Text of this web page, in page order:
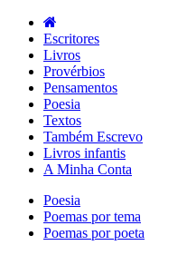
Escritores
Livros
Provérbios
Pensamentos
Poesia
Textos
Também Escrevo
Livros infantis
A Minha Conta
Poesia
Poemas por tema
Poemas por poeta